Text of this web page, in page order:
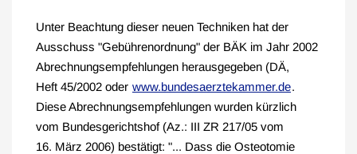
Unter Beachtung dieser neuen Techniken hat der
Ausschuss "Gebührenordnung" der BÄK im Jahr 2002
Abrechnungsempfehlungen herausgegeben (DÄ,
Heft 45/2002 oder www.bundesaerztekammer.de.
Diese Abrechnungsempfehlungen wurden kürzlich
vom Bundesgerichtshof (Az.: III ZR 217/05 vom
16. März 2006) bestätigt: "... Dass die Osteotomie